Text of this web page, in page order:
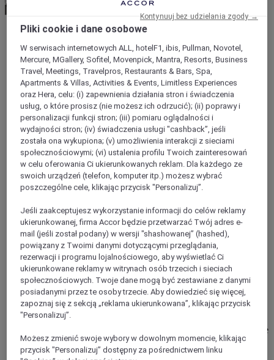
World
Europe
Germany
North Rhine Westphalia
Wuppertal
RATINGEN, Niemcy
Mercure Hotel Duesseldorf Ratingen
Our 3-star Superior Mercure Hotel Dusseldorf Ratingen is
ideally located close to the cities of Dusseldorf, Duisburg and
Essen. All 118 rooms have free WIFI. Take advantage of our
seven meeting rooms for your event for up to 120 people. The
rooms are air conditioned, can be set out in a variety of ways
and are equipped with the latest technology and WIFI. Reach
Pliki cookie i dane osobowe
W serwisach internetowych ALL, hotelF1, ibis, Pullman, Novotel,
Mercure, MGallery, Sofitel, Movenpick, Mantra, Resorts, Business
Travel, Meetings, Travelpros, Restaurants & Bars, Spa,
Apartments & Villas, Activities & Events, Limitless Experiences
oraz Hera, celu: (i) zapewnienia działania stron i świadczenia
usług, o które prosisz (nie możesz ich odrzucić); (ii) poprawy i
personalizacji funkcji stron; (iii) pomiaru oglądalności i
wydajności stron; (iv) świadczenia usługi "cashback”, jeśli
została ona wykupiona; (v) umożliwienia interakcji z sieciami
społecznościowymi; (vi) ustalenia profilu Twoich zainteresowań
w celu oferowania Ci ukierunkowanych reklam. Dla każdego ze
swoich urządzeń (telefon, komputer itp.) możesz wybrać
poszczególne cele, klikając przycisk "Personalizuj”.
Jeśli zaakceptujesz wykorzystanie informacji do celów reklamy
ukierunkowanej, firma Accor będzie przetwarzać Twój adres e-
mail (jeśli został podany) w wersji "shashowanej” (hashed),
powiązany z Twoimi danymi dotyczącymi przeglądania,
rezerwacji i programu lojalnościowego, aby wyświetlać Ci
ukierunkowane reklamy w witrynach osób trzecich i sieciach
społecznościowych. Twoje dane mogą być zestawiane z danymi
posiadanymi przez te osoby trzecie. Aby dowiedzieć się więcej,
zapoznaj się z sekcją „reklama ukierunkowana”, klikając przycisk
"Personalizuj”.
Możesz zmienić swoje wybory w dowolnym momencie, klikając
przycisk "Personalizuj” dostępny za pośrednictwem linku
Kontynuuj bez udzielania zgody →